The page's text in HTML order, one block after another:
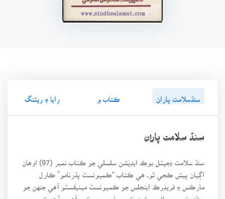
سنڌسلامت پاران ڪتاب ۾ رايا ۽ ريٽنگ
سنڌ سلامت پاران
سنڌ سلامت ڊجيٽل بوڪ ايڊيشن سلسلي جو ڪتاب نمبر (97) اوهان
اڳيان پيش ڪجي ٿو. هي ڪتاب “ڪميونسٽ پڌرنامو” ڪارل
مارڪس ۽ فريڊرڪ اينجلس جو ڪميونسٽ مينيفسٽو آهي جنهن جو
سنڌي ترجمو سائين رشيد ڀَٽي صاحب جن ڪيو آهي جڏهن ته